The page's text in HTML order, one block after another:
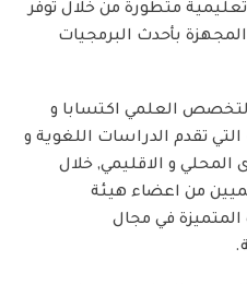
متطورة من خلال توفر
بأحدث البرمجيات
التخصص العلمي اكتسابا و
تقدم الدراسات اللغوية و
المحلي و الاقليمي, خلال
من اعضاء هيئة
المتميزة في مجال